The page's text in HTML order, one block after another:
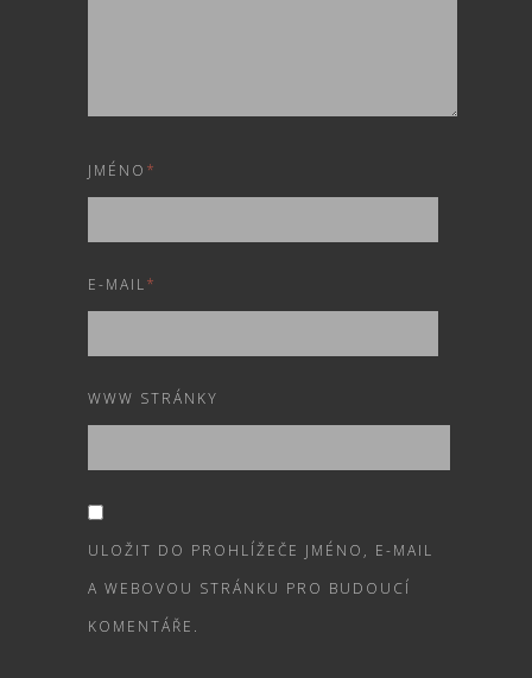
JMÉNO *
E-MAIL*
WWW STRÁNKY
ULOŽIT DO PROHLÍŽEČE JMÉNO, E-MAIL
A WEBOVOU STRÁNKU PRO BUDOUCÍ
KOMENTÁŘE.